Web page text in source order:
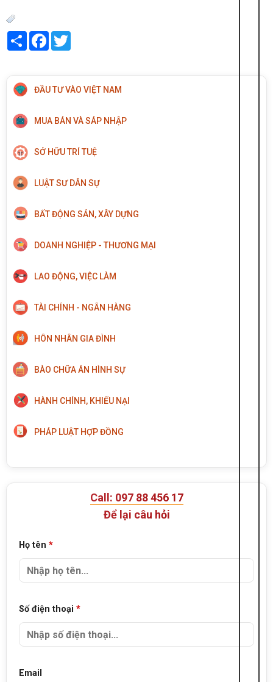
Share Facebook
ĐẦU TƯ VÀO VIỆT NAM
MUA BÁN VÀ SÁP NHẬP
SỞ HỮU TRÍ TUỆ
LUẬT SƯ DÂN SỰ
BẤT ĐỘNG SẢN, XÂY DỰNG
DOANH NGHIỆP - THƯƠNG MẠI
LAO ĐỘNG, VIỆC LÀM
TÀI CHÍNH - NGÂN HÀNG
HÔN NHÂN GIA ĐÌNH
BÀO CHỮA ÁN HÌNH SỰ
HÀNH CHÍNH, KHIẾU NẠI
PHÁP LUẬT HỢP ĐỒNG
Call: 097 88 456 17
Để lại câu hỏi
Họ tên *
Số điện thoại *
Email